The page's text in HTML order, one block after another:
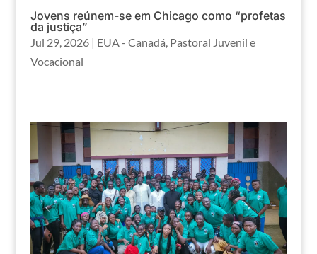
Jovens reúnem-se em Chicago como “profetas
da justiça”
Jul 29, 2026| EUA - Canadá, Pastoral Juvenil e
Vocacional